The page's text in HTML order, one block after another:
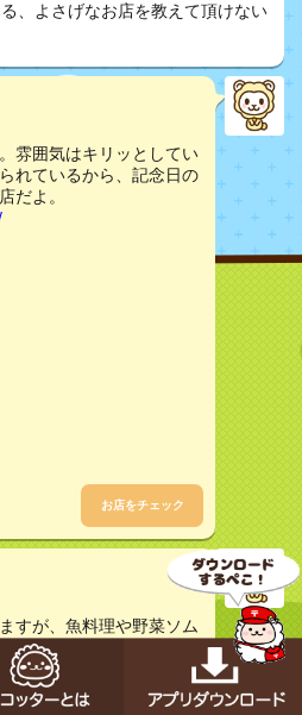
、よさげなお店を教えて頂けない
雰囲気はキリッとしてい
れているから、記念日の
だよ。
お店をチェック
すが、魚料理や野菜ソム
おいしいです。お子様が
子様連れOKで誕生日ケ
持込もOK）個室は予約